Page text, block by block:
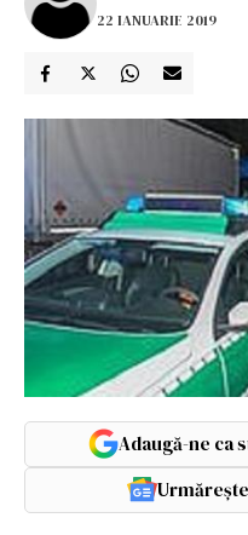
22 IANUARIE 2019
Adaugă-ne ca